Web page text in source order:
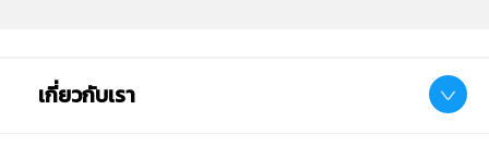
สินค้าอาจมีการเปลี่ยนแปลงลวดลาย สีสันบนผลิตภัณฑ์ หรือ
แพ็คเกจโดยร้านฯอาจไม่สามารถแจ้งให้ทราบล่วงหน้า และสี
เกี่ยวกับเรา